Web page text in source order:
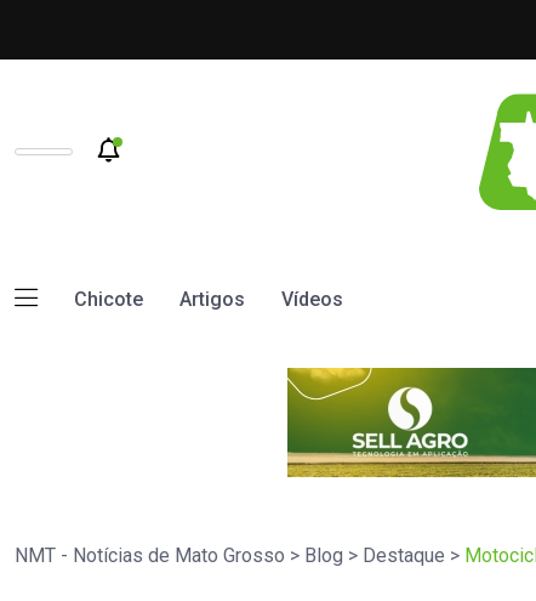
Chicote Artigos Vídeos
NMT - Notícias de Mato Grosso > Blog > Destaque >